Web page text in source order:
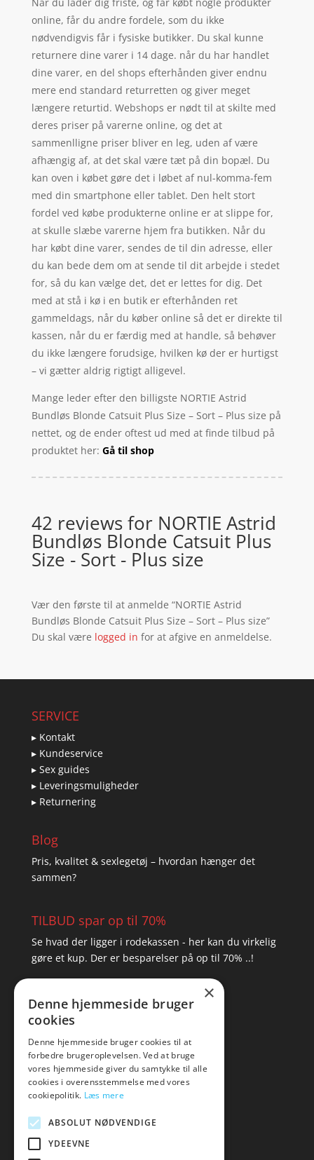
online, får du andre fordele, som du ikke
nødvendigvis får i fysiske butikker. Du skal kunne
returnere dine varer i 14 dage. når du har handlet
dine varer, en del shops efterhånden giver endnu
mere end standard returretten og giver meget
længere returtid. Webshops er nødt til at skilte med
deres priser på varerne online, og det at
sammenlligne priser bliver en leg, uden af være
afhængig af, at det skal være tæt på din bopæl. Du
kan oven i købet gøre det i løbet af nul-komma-fem
med din smartphone eller tablet. Den helt stort
fordel ved købe produkterne online er at slippe for,
at skulle slæbe varerne hjem fra butikken. Når du
har købt dine varer, sendes de til din adresse, eller
du kan bede dem om at sende til dit arbejde i stedet
for, så du kan vælge det, det er lettes for dig. Det
med at stå i kø i en butik er efterhånden ret
gammeldags, når du køber online så det er direkte til
kassen, når du er færdig med at handle, så behøver
du ikke længere forudsige, hvilken kø der er hurtigst
– vi gætter aldrig rigtigt alligevel.
Mange leder efter den billigste NORTIE Astrid
Bundløs Blonde Catsuit Plus Size – Sort – Plus size på
nettet, og de ender oftest ud med at finde tilbud på
produktet her: Gå til shop
42 reviews for NORTIE Astrid
Bundløs Blonde Catsuit Plus
Size - Sort - Plus size
Vær den første til at anmelde “NORTIE Astrid
Bundløs Blonde Catsuit Plus Size – Sort – Plus size”
Du skal være logged in for at afgive en anmeldelse.
SERVICE
▸ Kontakt
▸ Kundeservice
▸ Sex guides
▸ Leveringsmuligheder
▸ Returnering
Blog
Pris, kvalitet & sexlegetøj – hvordan hænger det
sammen?
TILBUD spar op til 70%
Se hvad der ligger i rodekassen - her kan du virkelig
gøre et kup. Der er besparelser på op til 70% ..!
Tlf: 7876 8672
Mail: hej@amare.dk
×
Denne hjemmeside bruger
cookies
Denne hjemmeside bruger cookies til at
forbedre brugeroplevelsen. Ved at bruge
vores hjemmeside giver du samtykke til alle
cookies i overensstemmelse med vores
cookiepolitik. Læs mere
ABSOLUT NØDVENDIGE
YDEEVNE